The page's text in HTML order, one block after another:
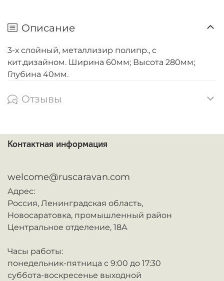
Описание
3-х слойный, металлизир полипр., с
кит.дизайном. Ширина 60мм; Высота 280мм;
Глубина 40мм.
Отзывы
Контактная информация
welcome@ruscaravan.com
Адрес:
Россия, Ленинградская область,
Новосаратовка, промышленный район
Центральное отделение, 18А
Часы работы:
понедельник-пятница с 9:00 до 17:30
суббота-воскресенье выходной